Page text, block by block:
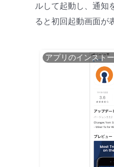
ルして起動し、通知
ると初回起動画面が
アプリのインスト